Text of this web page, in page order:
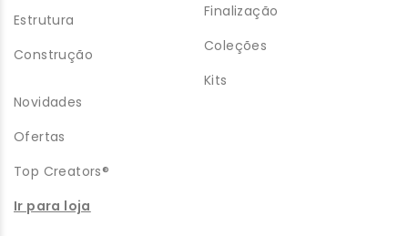
Estrutura
Construção
Finalização
Coleções
Kits
Novidades
Ofertas
Top Creators®
Ir para loja